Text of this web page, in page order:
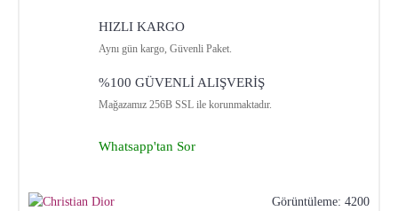
HIZLI KARGO
Aynı gün kargo, Güvenli Paket.
%100 GÜVENLİ ALIŞVERİŞ
Mağazamız 256B SSL ile korunmaktadır.
Whatsapp'tan Sor
Görüntüleme: 4200